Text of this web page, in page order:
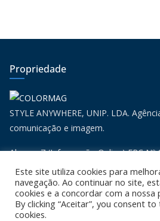
Propriedade
STYLE ANYWHERE, UNIP. LDA.
comunicação e imagem.
Algarve 7 (Informação Online) ERC Nº
Algarve 7 (Informação Online) INPI Nº
Informações
Este site utiliza cookies para
navegação. Ao continuar no site,
cookies e a concordar com a nossa
By clicking “Aceitar”, you consent
cookies.